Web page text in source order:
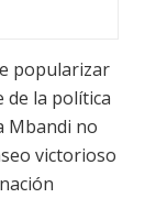
popularizar
de la política
Mbandi no
victorioso